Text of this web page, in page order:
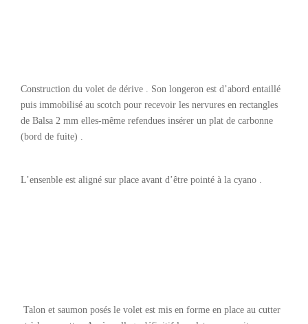
Construction du volet de dérive . Son longeron est d’abord entaillé
puis immobilisé au scotch pour recevoir les nervures en rectangles
de Balsa 2 mm elles-même refendues insérer un plat de carbonne
(bord de fuite) .
L’ensenble est aligné sur place avant d’être pointé à la cyano .
Talon et saumon posés le volet est mis en forme en place au cutter